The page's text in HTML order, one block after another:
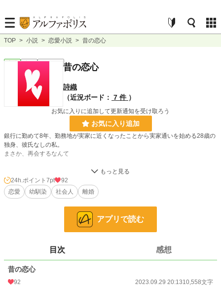
TOP > 小説 > 恋愛小説 > 昔の恋心
完結 ｼｮｰﾄｼｮｰﾄ 昔の恋心
詩織
（近況ボード： 7 件 ）
お気に入りに追加して更新通知を受け取ろう
お気に入り追加
銀行に勤めて8年、勤務地が実家に近くなったことから実家通いを始める28歳の
独身、彼氏なしの私。
まさか、再会するなんて
38,704 位 / 228,921 件
恋愛 16,789 位 / 66,392 件
10,558
更新日時 2023.09.29 20:13
初回公開日時
24h.ポイント 7pt
92
恋愛
幼馴染 社会人 離婚
アプリで読む
目次 感想
昔の恋心
92 2023.09.29 20:1310,558文字